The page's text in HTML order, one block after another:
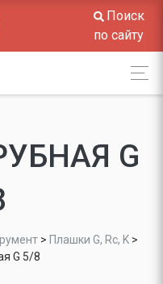
Поиск
по сайту
G
> Плашки G, Rc, K>
G 5/8